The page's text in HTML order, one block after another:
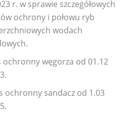
r. w sprawie szczegółowych
ochrony i połowu ryb
wodach
ochronny węgorza od 01.12
ochronny sandacz od 1.03